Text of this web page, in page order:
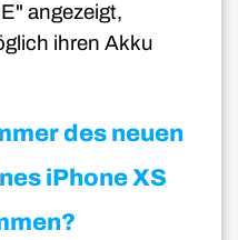
angezeigt,
ihren Akku
des neuen
iPhone XS